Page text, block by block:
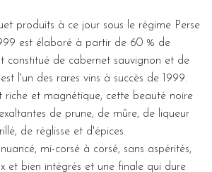
produits à ce jour sous le régime Perse
est élaboré à partir de 60 % de
constitué de cabernet sauvignon et de
l'un des rares vins à succès de 1999.
riche et magnétique, cette beauté noire
de prune, de mûre, de liqueur
de réglisse et d'épices.
mi-corsé à corsé, sans aspérités,
et bien intégrés et une finale qui dure